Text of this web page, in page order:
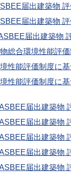
届出建築物
届出建築物
届出建築物
総合環境性能評
性能評価制度に
性能評価制度に
届出建築物
届出建築物
届出建築物
届出建築物
届出建築物